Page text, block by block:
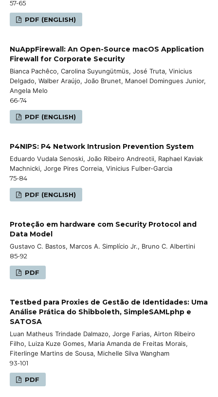
57-65
PDF (ENGLISH)
NuAppFirewall: An Open-Source macOS Application
Firewall for Corporate Security
Bianca Pachêco, Carolina Suyungütmüs, José Truta, Vinicius
Delgado, Walber Araújo, João Brunet, Manoel Domingues Junior,
Angela Melo
66-74
PDF (ENGLISH)
P4NIPS: P4 Network Intrusion Prevention System
Eduardo Vudala Senoski, João Ribeiro Andreotii, Raphael Kaviak
Machnicki, Jorge Pires Correia, Vinicius Fulber-Garcia
75-84
PDF (ENGLISH)
Proteção em hardware com Security Protocol and
Data Model
Gustavo C. Bastos, Marcos A. Simplício Jr., Bruno C. Albertini
85-92
PDF
Testbed para Proxies de Gestão de Identidades: Uma
Análise Prática do Shibboleth, SimpleSAMLphp e
SATOSA
Luan Matheus Trindade Dalmazo, Jorge Farias, Airton Ribeiro
Filho, Luiza Kuze Gomes, Maria Amanda de Freitas Morais,
Fiterlinge Martins de Sousa, Michelle Silva Wangham
93-101
PDF